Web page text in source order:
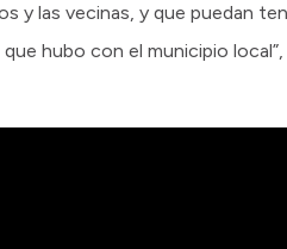
y las vecinas, y que puedan
hubo con el municipio